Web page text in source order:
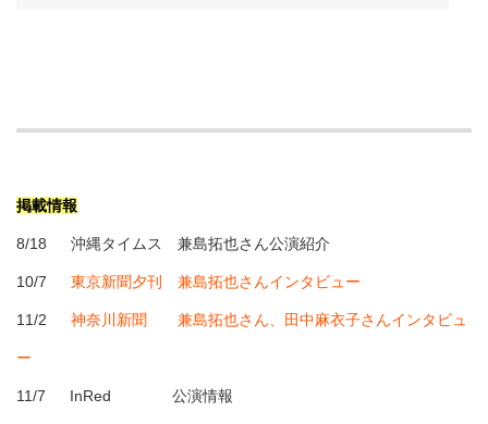
掲載情報
8/18 沖縄タイムス 兼島拓也さん公演紹介
10/7 東京新聞夕刊 兼島拓也さんインタビュー
11/2 神奈川新聞 兼島拓也さん、田中麻衣子さんインタビュ
ー
11/7 InRed 公演情報